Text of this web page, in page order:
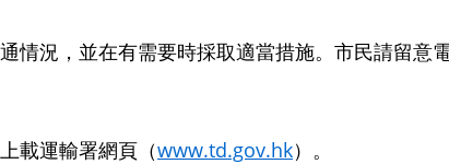
況，並在有需要時採取適當措施。市民請留意
載運輸署網頁（www.td.gov.hk）。